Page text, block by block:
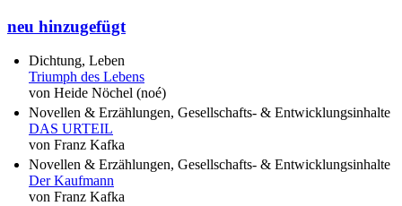
neu hinzugefügt
Dichtung, Leben
Triumph des Lebens
von Heide Nöchel (noé)
Novellen & Erzählungen, Gesellschafts- & Entwicklungsinhalte
DAS URTEIL
von Franz Kafka
Novellen & Erzählungen, Gesellschafts- & Entwicklungsinhalte
Der Kaufmann
von Franz Kafka